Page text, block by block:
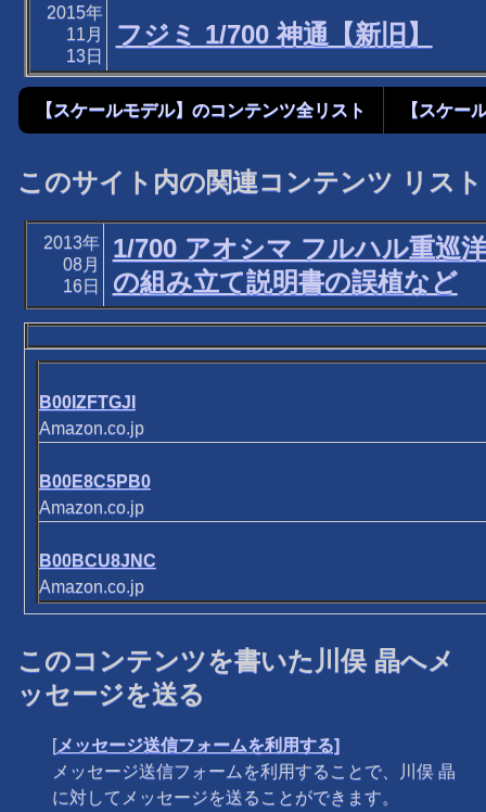
2015年
11月
13日
フジミ 1/700 神通【新旧】
【スケールモデル】のコンテンツ全リスト 【スケー
このサイト内の関連コンテンツ リスト
2013年
08月
16日
1/700 アオシマ フルハル重巡
の組み立て説明書の誤植など
B00IZFTGJI
Amazon.co.jp
B00E8C5PB0
Amazon.co.jp
B00BCU8JNC
Amazon.co.jp
このコンテンツを書いた川俣 晶へメ
ッセージを送る
[メッセージ送信フォームを利用する]
メッセージ送信フォームを利用することで、川俣 晶
に対してメッセージを送ることができます。